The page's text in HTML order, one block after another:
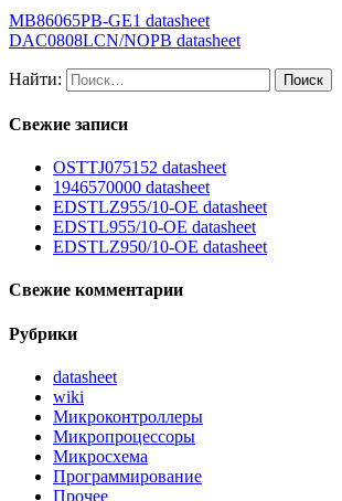
MB86065PB-GE1 datasheet
DAC0808LCN/NOPB datasheet
Найти:
Свежие записи
OSTTJ075152 datasheet
1946570000 datasheet
EDSTLZ955/10-OE datasheet
EDSTL955/10-OE datasheet
EDSTLZ950/10-OE datasheet
Свежие комментарии
Рубрики
datasheet
wiki
Микроконтроллеры
Микропроцессоры
Микросхема
Программирование
Прочее